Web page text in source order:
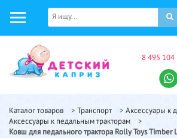
8 495 104
Каталог товаров > Транспорт > Аксессуары к
Аксессуары к педальным тракторам
>
Ковш для педального трактора Rolly Toys Timber